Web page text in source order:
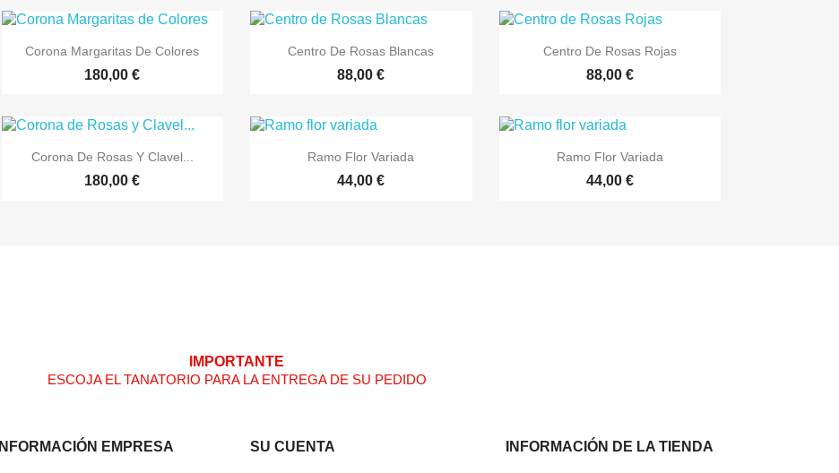
Vista rápida
Corona Margaritas De Colores
180,00 €
Vista rápida
Centro De Rosas Blancas
88,00 €
Vista rápida
Centro De Rosas Rojas
88,00 €
Vista rápida
Corona De Rosas Y Clavel...
180,00 €
Vista rápida
Ramo Flor Variada
44,00 €
Vista rápida
Ramo Flor Variada
44,00 €
IMPORTANTE
ESCOJA EL TANATORIO PARA LA ENTREGA DE SU PEDIDO
INFORMACIÓN EMPRESA SU CUENTA INFORMACIÓN DE LA TIENDA